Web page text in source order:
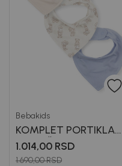
Bebakids
KOMPLET PORTIKLA
ZA DEČAKE GAJA
1.014,00 RSD
1.690,00RSD